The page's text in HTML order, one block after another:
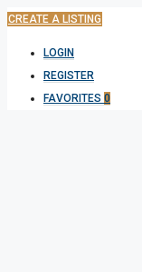
CREATE A LISTING
LOGIN
REGISTER
FAVORITES 0